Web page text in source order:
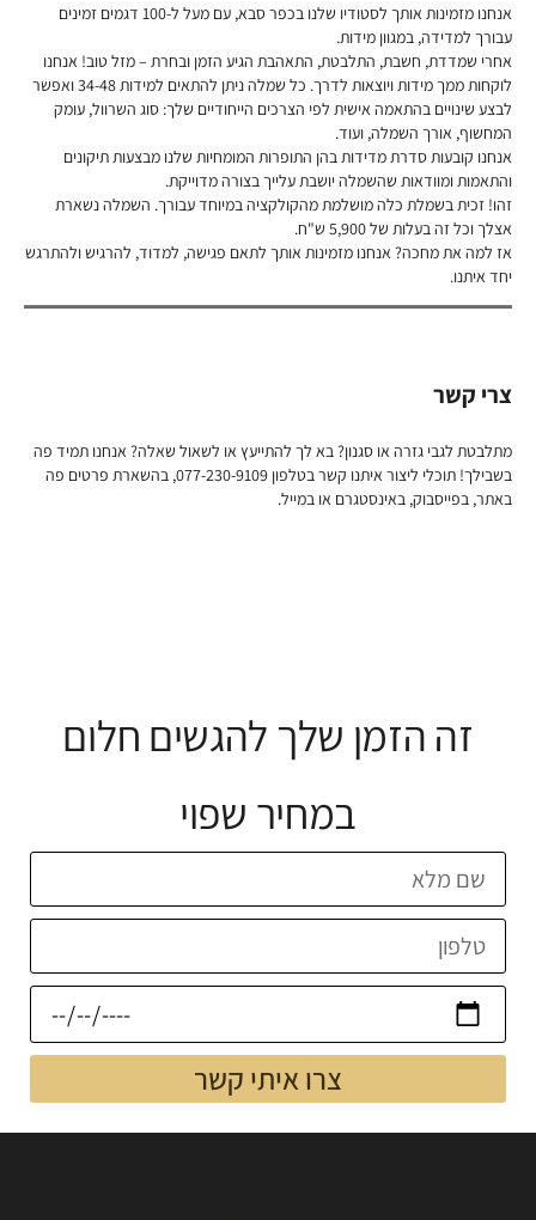
אנחנו מזמינות אותך לסטודיו שלנו בכפר סבא, עם מעל ל-100 דגמים זמינים
עבורך למדידה, במגוון מידות.
אחרי שמדדת, חשבת, התלבטת, התאהבת הגיע הזמן ובחרת – מזל טוב! אנחנו
לוקחות ממך מידות ויוצאות לדרך. כל שמלה ניתן להתאים למידות 34-48 ואפשר
לבצע שינויים בהתאמה אישית לפי הצרכים הייחודיים שלך: סוג השרוול, עומק
המחשוף, אורך השמלה, ועוד.
אנחנו קובעות סדרת מדידות בהן התופרות המומחיות שלנו מבצעות תיקונים
והתאמות ומוודאות שהשמלה יושבת עלייך בצורה מדוייקת.
זהו! זכית בשמלת כלה מושלמת מהקולקציה במיוחד עבורך. השמלה נשארת
אצלך וכל זה בעלות של 5,900 ש"ח.
אז למה את מחכה? אנחנו מזמינות אותך לתאם פגישה, למדוד, להרגיש ולהתרגש
יחד איתנו.
צרי קשר
מתלבטת לגבי גזרה או סגנון? בא לך להתייעץ או לשאול שאלה? אנחנו תמיד פה
בשבילך! תוכלי ליצור איתנו קשר בטלפון 077-230-9109, בהשארת פרטים פה
באתר, בפייסבוק, באינסטגרם או במייל.
זה הזמן שלך להגשים חלום
במחיר שפוי
צרו איתי קשר